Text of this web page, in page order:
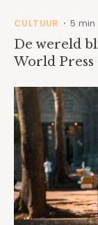
CULTUUR • 5 min
De wereld
World